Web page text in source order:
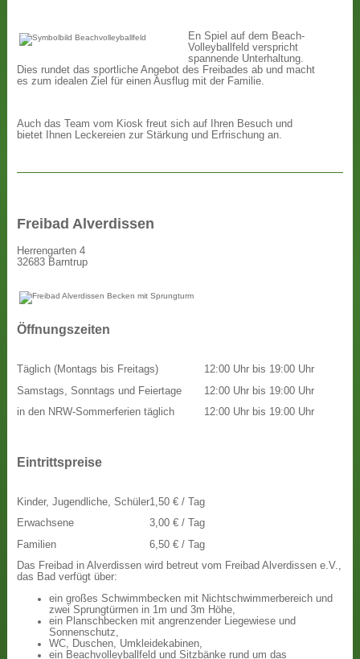
En Spiel auf dem Beach-
Volleyballfeld verspricht
spannende Unterhaltung.
Dies rundet das sportliche Angebot des Freibades ab und macht
es zum idealen Ziel für einen Ausflug mit der Familie.
Auch das Team vom Kiosk freut sich auf Ihren Besuch und
bietet Ihnen Leckereien zur Stärkung und Erfrischung an.
Freibad Alverdissen
Herrengarten 4
32683 Barntrup
Öffnungszeiten
Täglich (Montags bis Freitags)
Samstags, Sonntags und Feiertage
in den NRW-Sommerferien täglich
12:00 Uhr bis 19:00 Uhr
12:00 Uhr bis 19:00 Uhr
12:00 Uhr bis 19:00 Uhr
Eintrittspreise
Kinder, Jugendliche, Schüler
Erwachsene
Familien
1,50 € / Tag
3,00 € / Tag
6,50 € / Tag
Das Freibad in Alverdissen wird betreut vom Freibad Alverdissen e.V.,
das Bad verfügt über:
ein großes Schwimmbecken mit Nichtschwimmerbereich und
zwei Sprungtürmen in 1m und 3m Höhe,
ein Planschbecken mit angrenzender Liegewiese und
Sonnenschutz,
WC, Duschen, Umkleidekabinen,
ein Beachvolleyballfeld und Sitzbänke rund um das